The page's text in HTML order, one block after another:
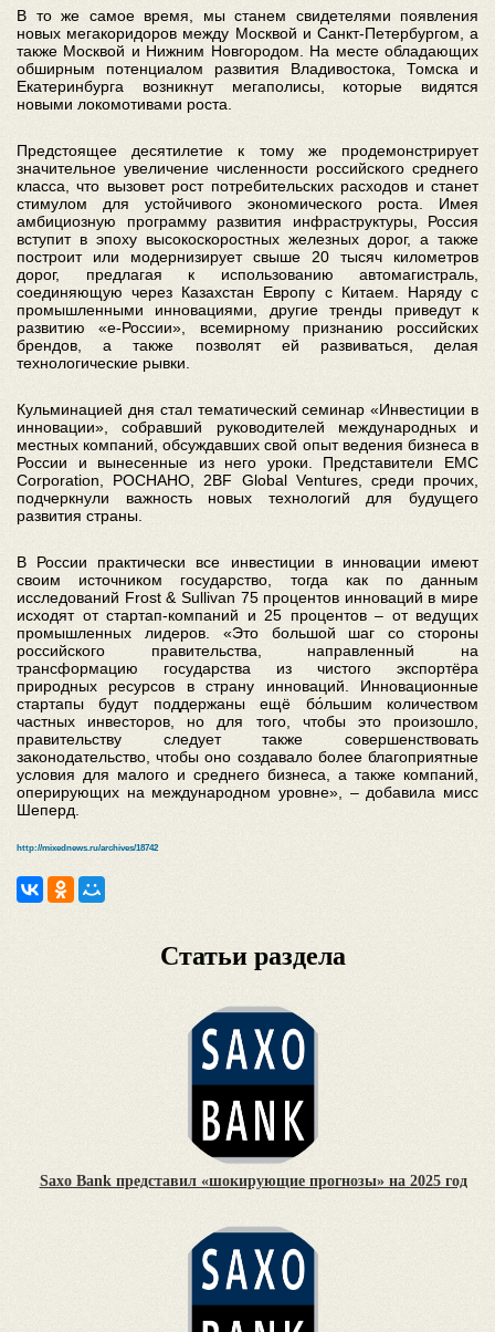
В то же самое время, мы станем свидетелями появления
новых мегакоридоров между Москвой и Санкт-Петербургом, а
также Москвой и Нижним Новгородом. На месте обладающих
обширным потенциалом развития Владивостока, Томска и
Екатеринбурга возникнут мегаполисы, которые видятся
новыми локомотивами роста.
Предстоящее десятилетие к тому же продемонстрирует
значительное увеличение численности российского среднего
класса, что вызовет рост потребительских расходов и станет
стимулом для устойчивого экономического роста. Имея
амбициозную программу развития инфраструктуры, Россия
вступит в эпоху высокоскоростных железных дорог, а также
построит или модернизирует свыше 20 тысяч километров
дорог, предлагая к использованию автомагистраль,
соединяющую через Казахстан Европу с Китаем. Наряду с
промышленными инновациями, другие тренды приведут к
развитию «e-России», всемирному признанию российских
брендов, а также позволят ей развиваться, делая
технологические рывки.
Кульминацией дня стал тематический семинар «Инвестиции в
инновации», собравший руководителей международных и
местных компаний, обсуждавших свой опыт ведения бизнеса в
России и вынесенные из него уроки. Представители EMC
Corporation, РОСНАНО, 2BF Global Ventures, среди прочих,
подчеркнули важность новых технологий для будущего
развития страны.
В России практически все инвестиции в инновации имеют
своим источником государство, тогда как по данным
исследований Frost & Sullivan 75 процентов инноваций в мире
исходят от стартап-компаний и 25 процентов – от ведущих
промышленных лидеров. «Это большой шаг со стороны
российского правительства, направленный на
трансформацию государства из чистого экспортёра
природных ресурсов в страну инноваций. Инновационные
стартапы будут поддержаны ещё бо́льшим количеством
частных инвесторов, но для того, чтобы это произошло,
правительству следует также совершенствовать
законодательство, чтобы оно создавало более благоприятные
условия для малого и среднего бизнеса, а также компаний,
оперирующих на международном уровне», – добавила мисс
Шеперд.
http://mixednews.ru/archives/18742
Статьи раздела
Saxo Bank представил «шокирующие прогнозы» на 2025 год